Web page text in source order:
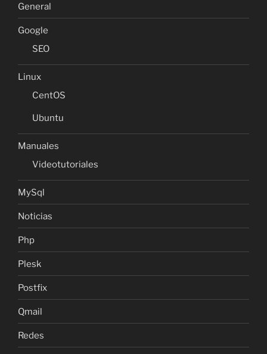
General
Google
SEO
Linux
CentOS
Ubuntu
Manuales
Videotutoriales
MySql
Noticias
Php
Plesk
Postfix
Qmail
Redes